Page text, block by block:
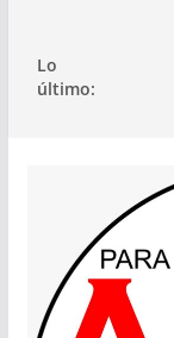
contenido
Lo
último: